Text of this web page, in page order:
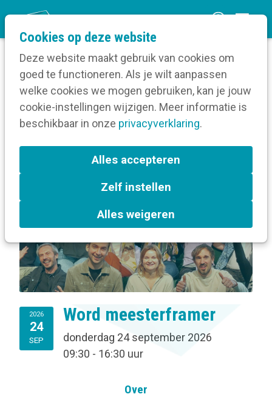
Cookies op deze website
Deze website maakt gebruik van cookies om
goed te functioneren. Als je wilt aanpassen
welke cookies we mogen gebruiken, kan je jouw
cookie-instellingen wijzigen. Meer informatie is
beschikbaar in onze privacyverklaring.
Alles accepteren
Zelf instellen
Alles weigeren
n
m
Home
Volg een opleiding
Over Word meesterframer
In de kijker Gent
Gedragsverandering
2026
24
SEP
Word meesterframer
donderdag 24 september 2026
09:30 - 16:30 uur
Over